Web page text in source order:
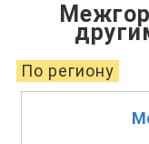
По региону